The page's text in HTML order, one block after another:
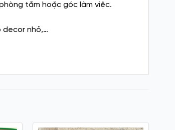
tắm hoặc góc làm việc.
decor nhỏ,…